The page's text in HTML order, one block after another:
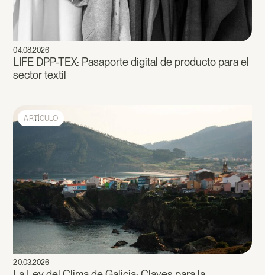
04.08.2026
LIFE DPP-TEX: Pasaporte digital de producto para el
sector textil
ARTÍCULO
20.03.2026